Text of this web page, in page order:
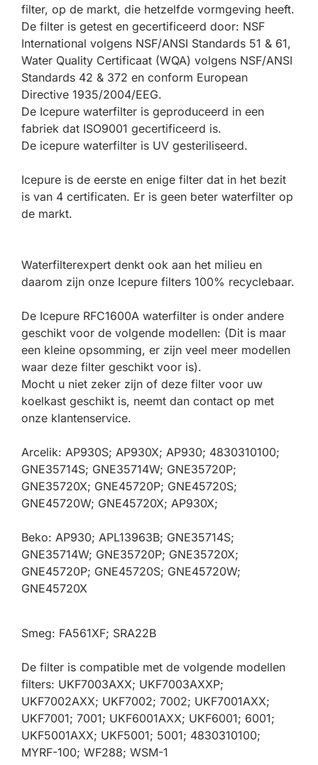
filter, op de markt, die hetzelfde vormgeving heeft.
De filter is getest en gecertificeerd door: NSF
International volgens NSF/ANSI Standards 51 & 61,
Water Quality Certificaat (WQA) volgens NSF/ANSI
Standards 42 & 372 en conform European
Directive 1935/2004/EEG.
De Icepure waterfilter is geproduceerd in een
fabriek dat ISO9001 gecertificeerd is.
De icepure waterfilter is UV gesteriliseerd.
Icepure is de eerste en enige filter dat in het bezit
is van 4 certificaten. Er is geen beter waterfilter op
de markt.
Waterfilterexpert denkt ook aan het milieu en
daarom zijn onze Icepure filters 100% recyclebaar.
De Icepure RFC1600A waterfilter is onder andere
geschikt voor de volgende modellen: (Dit is maar
een kleine opsomming, er zijn veel meer modellen
waar deze filter geschikt voor is).
Mocht u niet zeker zijn of deze filter voor uw
koelkast geschikt is, neemt dan contact op met
onze klantenservice.
Arcelik: AP930S; AP930X; AP930; 4830310100;
GNE35714S; GNE35714W; GNE35720P;
GNE35720X; GNE45720P; GNE45720S;
GNE45720W; GNE45720X; AP930X;
Beko: AP930; APL13963B; GNE35714S;
GNE35714W; GNE35720P; GNE35720X;
GNE45720P; GNE45720S; GNE45720W;
GNE45720X
Smeg: FA561XF; SRA22B
De filter is compatible met de volgende modellen
filters: UKF7003AXX; UKF7003AXXP;
UKF7002AXX; UKF7002; 7002; UKF7001AXX;
UKF7001; 7001; UKF6001AXX; UKF6001; 6001;
UKF5001AXX; UKF5001; 5001; 4830310100;
MYRF-100; WF288; WSM-1